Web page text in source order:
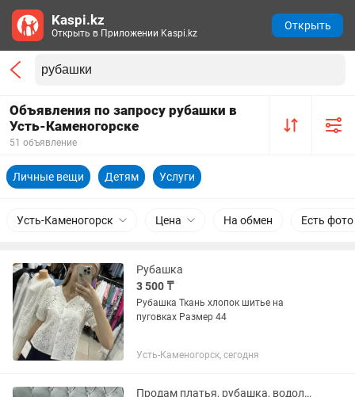
Объявления по запросу рубашки в
Усть-Каменогорске
51 объявление
Личные вещи Детям Услуги
Усть-Каменогорск Цена На обмен Есть фото
Рубашка
3 500 ₸
Рубашка Ткань хлопок шитье на
пуговках Размер 44
Усть-Каменогорск, сегодня
Продам платья, рубашка, водолазка
Kaspi.kz
Открыть в Приложении Kaspi.kz
Открыть